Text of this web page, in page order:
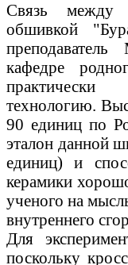
Связь между
обшивкой
кафедре
практически
технологию.
90 единиц по
эталон данной
единиц) и
керамики
ученого на
внутреннего
Для
поскольку